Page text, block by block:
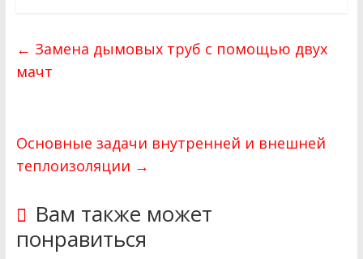
← Замена дымовых труб с помощью двух
мачт
Основные задачи внутренней и внешней
теплоизоляции →
Вам также может
понравиться